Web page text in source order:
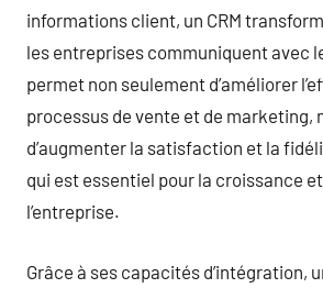
informations client, un CRM
les entreprises communiquent avec
permet non seulement d’améliorer
processus de vente et de marketing,
d’augmenter la satisfaction et la
qui est essentiel pour la croissance
l’entreprise.
Grâce à ses capacités d’intégration,